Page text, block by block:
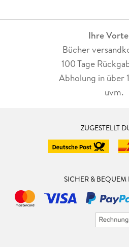
Ihre
Bücher
100 Tage
Abholung in über
uvm.
ZUGESTELLT
SICHER & BEQUEM